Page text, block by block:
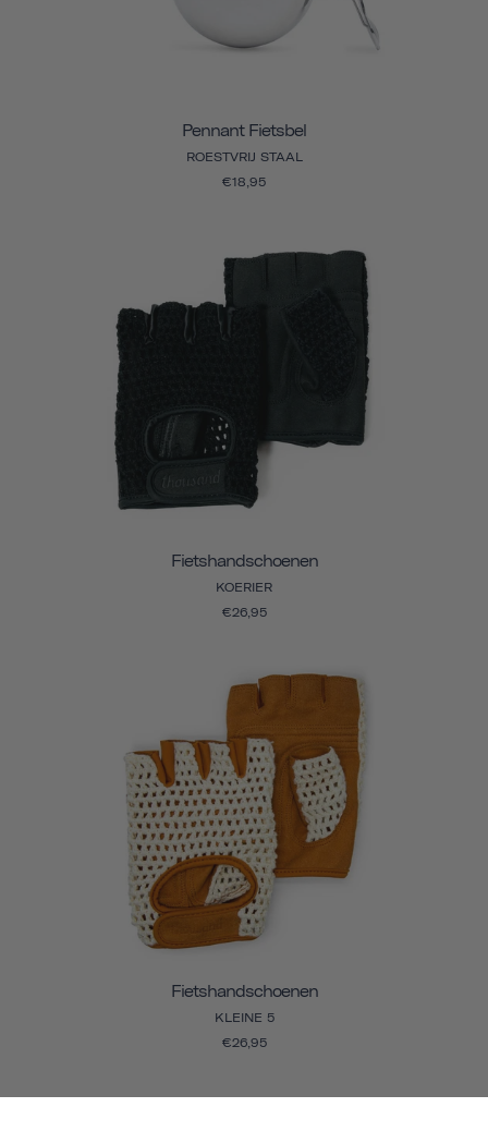
Pennant Fietsbel
ROESTVRIJ STAAL
€18,95
Fietshandschoenen
KOERIER
€26,95
Fietshandschoenen
KLEINE 5
€26,95